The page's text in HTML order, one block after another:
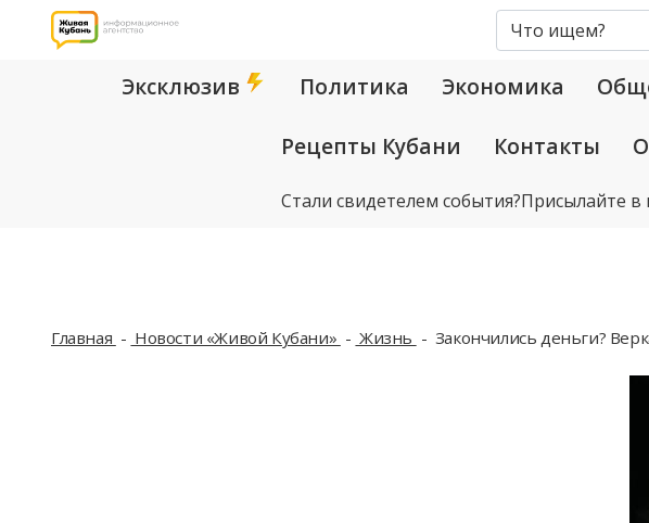
Эксклюзив Политика Экономика
Рецепты Кубани Контакты
Стали свидетелем события?Присылайте в
Главная Новости «Живой Кубани» Жизнь Закончились деньги?